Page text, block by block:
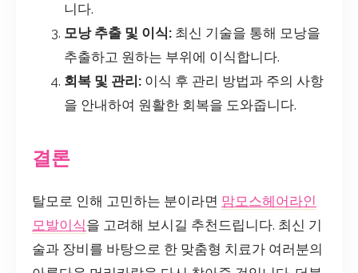
니다.
모낭 추출 및 이식: 최신 기술을 통해 모낭을
추출하고 원하는 부위에 이식합니다.
회복 및 관리: 이식 후 관리 방법과 주의 사항
을 안내하여 원활한 회복을 도와줍니다.
결론
탈모로 인해 고민하는 분이라면 맘모스헤어라인
모발이식을 고려해 보시길 추천드립니다. 최신 기
술과 장비를 바탕으로 한 맞춤형 치료가 여러분의